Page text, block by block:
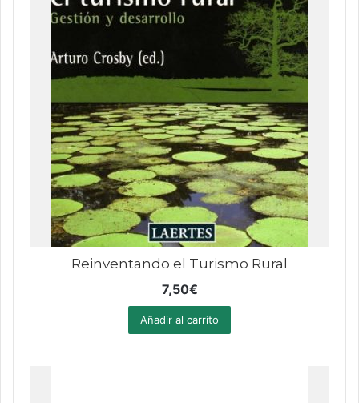
Reinventando el Turismo Rural
7,50€
Añadir al carrito